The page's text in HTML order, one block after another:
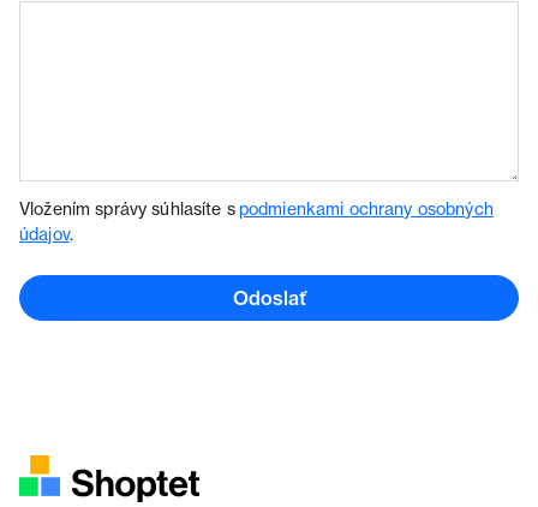
Vložením správy súhlasíte spodmienkami ochrany osobných
údajov.
Odoslať